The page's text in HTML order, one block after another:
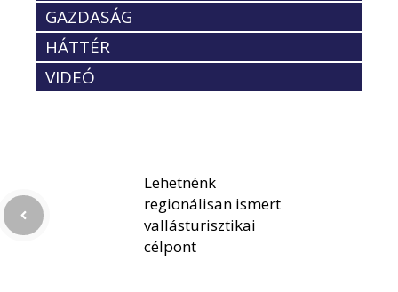
GAZDASÁG
HÁTTÉR
VIDEÓ
Lehetnénk
regionálisan ismert
vallásturisztikai
célpont